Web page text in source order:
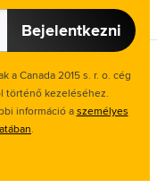
Bejelentkezni
a Canada 2015 s. r. o. cég
történő kezeléséhez.
információ aszemélyes
.